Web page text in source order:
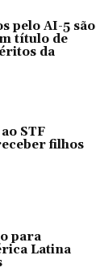
pelo AI-5 são
título de
da
STF
filhos
para
Latina